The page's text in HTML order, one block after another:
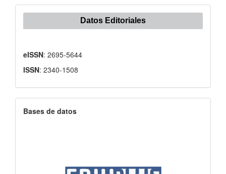
Datos Editoriales
eISSN: 2695-5644
ISSN: 2340-1508
Bases de datos